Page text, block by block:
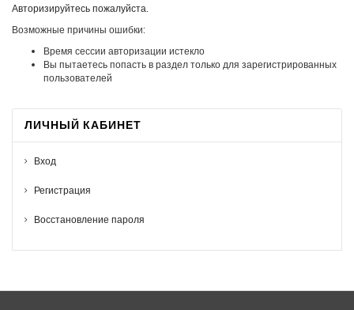
Авторизируйтесь пожалуйста.
Возможные причины ошибки:
Время сессии авторизации истекло
Вы пытаетесь попасть в раздел только для зарегистрированных
пользователей
ЛИЧНЫЙ КАБИНЕТ
Вход
Регистрация
Восстановление пароля